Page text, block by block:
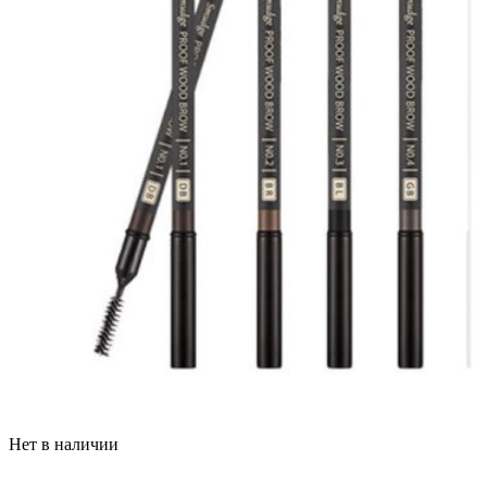
Нет в наличии